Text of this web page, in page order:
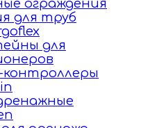
ограждения
для труб
для